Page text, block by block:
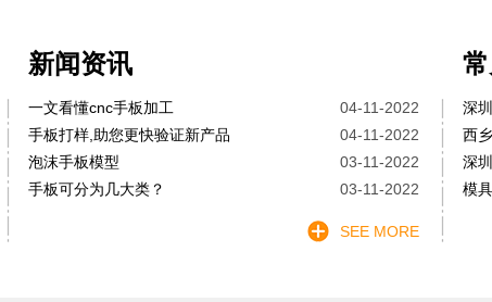
新闻资讯
一文看懂cnc手板加工
04-11-2022
手板打样,助您更快验证新产品
04-11-2022
泡沫手板模型
03-11-2022
手板可分为几大类？
03-11-2022
SEE MORE
深
西
深
模